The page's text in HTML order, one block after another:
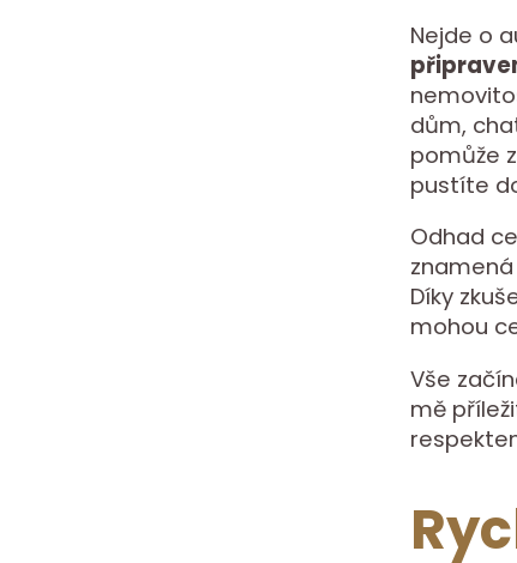
Nejde o
dům,
pomůže
pustíte
Odhad
Díky
mohou
Vše
mě